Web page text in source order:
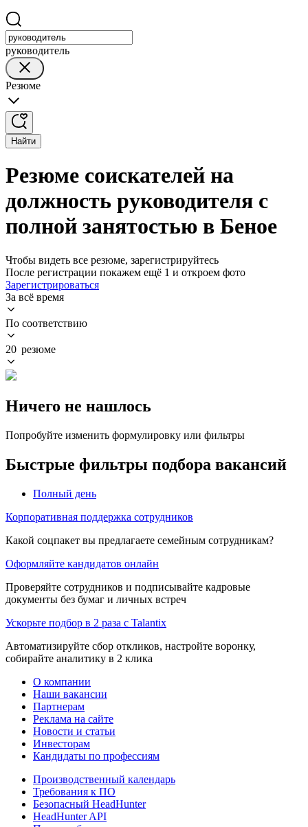
руководитель
Резюме
Найти
Резюме соискателей на
должность руководителя с
полной занятостью в Беное
Чтобы видеть все резюме, зарегистрируйтесь
После регистрации покажем ещё 1 и откроем фото
Зарегистрироваться
За всё время
По соответствию
20 резюме
Ничего не нашлось
Попробуйте изменить формулировку или фильтры
Быстрые фильтры подбора вакансий
Полный день
Корпоративная поддержка сотрудников
Какой соцпакет вы предлагаете семейным сотрудникам?
Оформляйте кандидатов онлайн
Проверяйте сотрудников и подписывайте кадровые
документы без бумаг и личных встреч
Ускорьте подбор в 2 раза с Talantix
Автоматизируйте сбор откликов, настройте воронку,
собирайте аналитику в 2 клика
О компании
Наши вакансии
Партнерам
Реклама на сайте
Новости и статьи
Инвесторам
Кандидаты по профессиям
Производственный календарь
Требования к ПО
Безопасный HeadHunter
HeadHunter API